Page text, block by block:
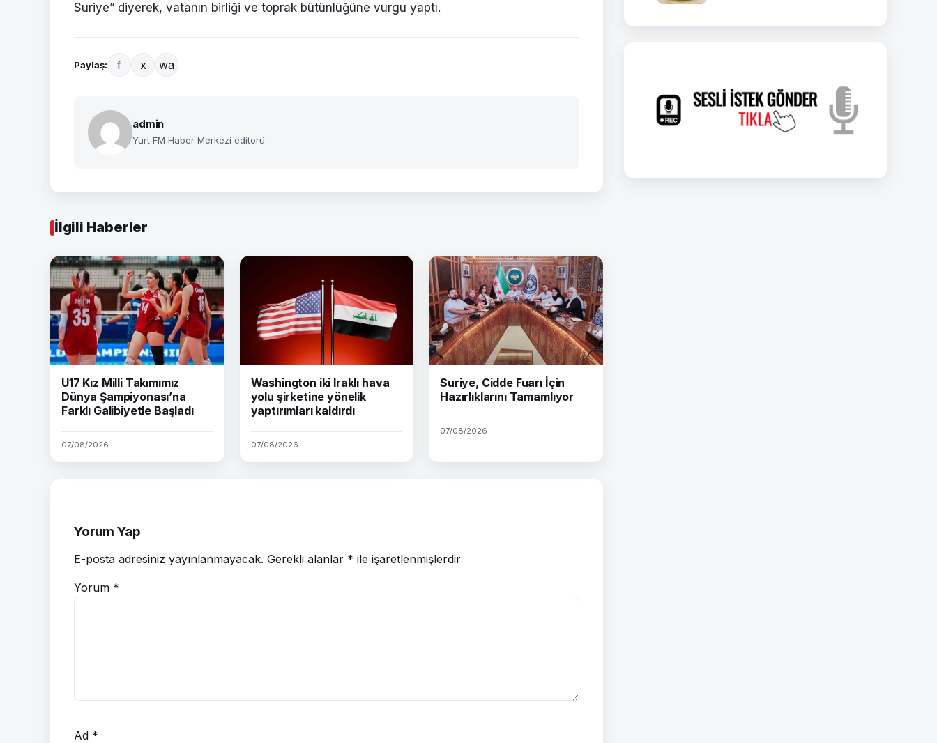
Suriye” diyerek, vatanın birliği ve toprak bütünlüğüne vurgu yaptı.
Paylaş: f x wa
admin
Yurt FM Haber Merkezi editörü.
İlgili Haberler
U17 Kız Milli Takımımız
Dünya Şampiyonası’na
Farklı Galibiyetle Başladı
07/08/2026
Washington iki Iraklı hava
yolu şirketine yönelik
yaptırımları kaldırdı
07/08/2026
Suriye, Cidde Fuarı İçin
Hazırlıklarını Tamamlıyor
07/08/2026
Yorum Yap
E-posta adresiniz yayınlanmayacak. Gerekli alanlar * ile işaretlenmişlerdir
Yorum *
Ad *